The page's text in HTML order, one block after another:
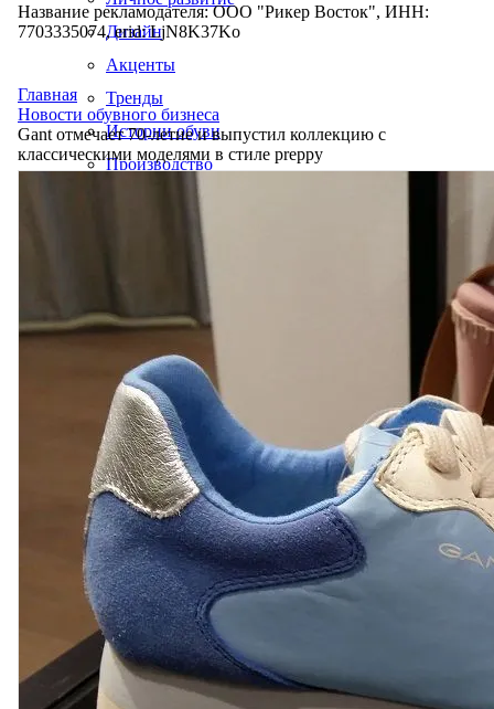
Дизайн
Акценты
Тренды
Истории обуви
Производство
Название рекламодателя: ООО "Рикер Восток", ИНН:
7703335074, erid: LjN8K37Ko
Главная
Новости обувного бизнеса
Gant отмечает 70-летие и выпустил коллекцию с
классическими моделями в стиле preppy